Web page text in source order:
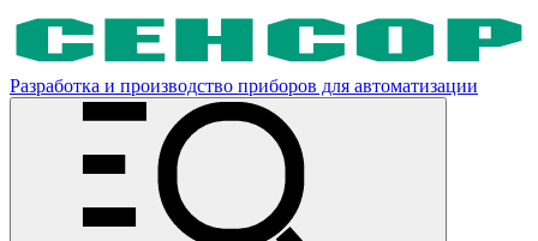
Разработка и производство приборов для автоматизации